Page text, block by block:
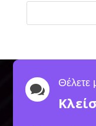
 Θέλετε